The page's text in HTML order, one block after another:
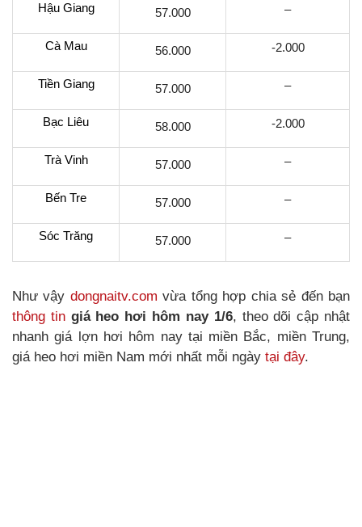
Hậu Giang 57.000 –
Cà Mau 56.000 -2.000
Tiền Giang 57.000 –
Bạc Liêu 58.000 -2.000
Trà Vinh 57.000 –
Bến Tre 57.000 –
Sóc Trăng 57.000 –
Như vậy dongnaitv.com vừa tổng hợp chia sẻ đến bạn
thông tin giá heo hơi hôm nay 1/6, theo dõi cập nhật
nhanh giá lợn hơi hôm nay tại miền Bắc, miền Trung,
giá heo hơi miền Nam mới nhất mỗi ngày tại đây.